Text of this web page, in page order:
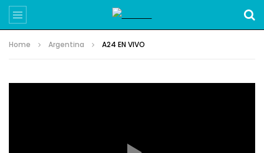
Home Argentina A24 EN VIVO